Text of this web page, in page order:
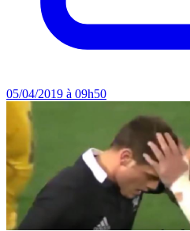
05/04/2019 à 09h50